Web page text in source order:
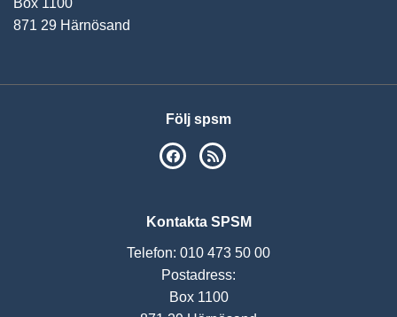
Box 1100
871 29 Härnösand
Följ spsm
SPSM på Facebook
Kontakta SPSM
Telefon: 010 473 50 00
Postadress:
Box 1100